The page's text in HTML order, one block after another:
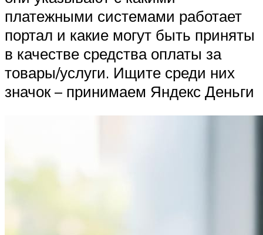
платежными системами работает
портал и какие могут быть приняты
в качестве средства оплаты за
товары/услуги. Ищите среди них
значок – принимаем Яндекс Деньги